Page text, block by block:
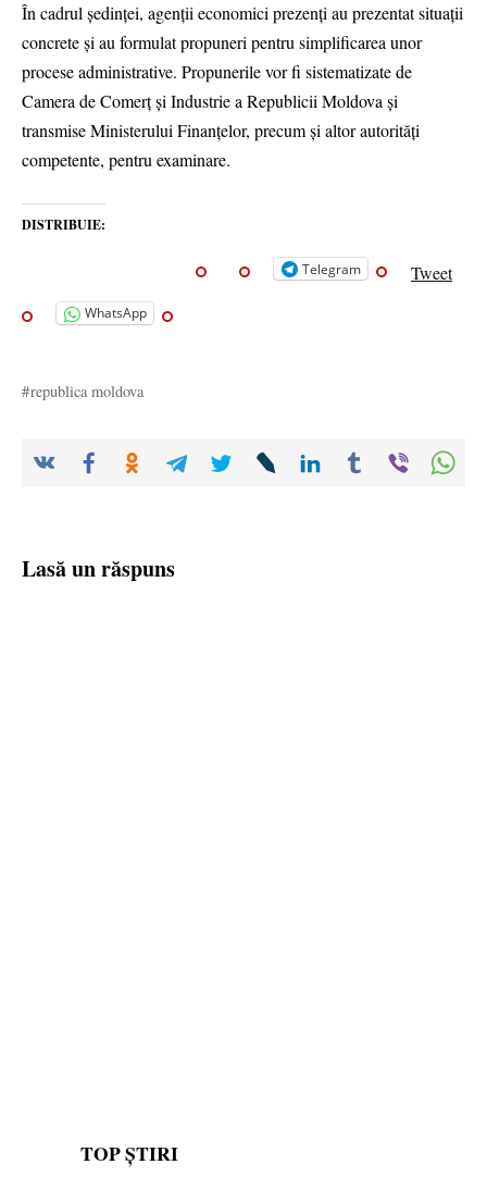
În cadrul ședinței, agenții economici prezenți au prezentat situații
concrete și au formulat propuneri pentru simplificarea unor
procese administrative. Propunerile vor fi sistematizate de
Camera de Comerț și Industrie a Republicii Moldova și
transmise Ministerului Finanțelor, precum și altor autorități
competente, pentru examinare.
DISTRIBUIE:
Telegram Tweet
WhatsApp
republica moldova
Lasă un răspuns
TOP ȘTIRI